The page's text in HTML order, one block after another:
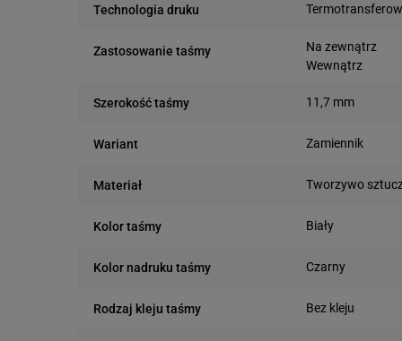
Technologia druku
Zastosowanie taśmy
Na zewnątrz
Wewnątrz
Szerokość taśmy 11,7 mm
Wariant Zamiennik
Materiał Tworzywo
Kolor taśmy Biały
Kolor nadruku taśmy Czarny
Rodzaj kleju taśmy Bez kleju